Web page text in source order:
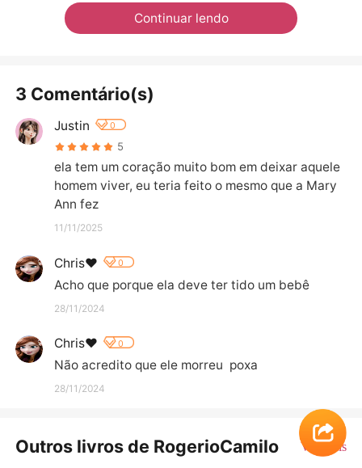
Continuar lendo
3 Comentário(s)
Justin 0
5
ela tem um coração muito bom em deixar aquele
homem viver, eu teria feito o mesmo que a Mary
Ann fez
11/11/2025
Chris❤️ 0
Acho que porque ela deve ter tido um bebê
28/11/2024
Chris❤️ 0
Não acredito que ele morreu  poxa
28/11/2024
Outros livros de RogerioCamilo Ver Mais